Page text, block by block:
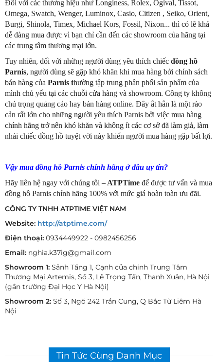
Đối với các thương hiệu như Longiness, Rolex, Ogival, Tissot,
Omega, Swatch, Wenger, Luminox, Casio, Citizen , Seiko, Orient,
Burgi, Shinola, Timex, Michael Kors, Fossil, Nixon... thì có lẽ khá
dễ dàng mua được vì bạn chỉ cần đến các showroom của hãng tại
các trung tâm thương mại lớn.
Tuy nhiên, đối với những người dùng yêu thích chiếc đồng hồ
Parnis, người dùng sẽ gặp khó khăn khi mua hàng bởi chính sách
bán hàng của Parnis thường tập trung phân phối sản phẩm của
mình chủ yếu tại các chuỗi cửa hàng và showroom. Công ty không
chú trọng quảng cáo hay bán hàng online. Đây ắt hẳn là một rào
cản rất lớn cho những người yêu thích Parnis bởi việc mua hàng
chính hãng trở nên khó khăn và không ít các cơ sở đã làm giả, làm
nhái chiếc đồng hồ tuyệt vời này khiến người mua hàng gặp bất lợi.
Vậy mua đồng hồ Parnis chính hãng ở đâu uy tín?
Hãy liên hệ ngay với chúng tôi– ATPTime để được tư vấn và mua
đồng hồ Parnis chính hãng 100% với mức giá hoàn toàn ưu đãi.
CÔNG TY TNHH ATPTIME VIỆT NAM
Website: http://atptime.com/
Điện thoại: 0934449922 - 0982456256
Email: nghia.k37ig@gmail.com
Showroom 1: Sảnh Tầng 1, Cạnh của chính Trung Tâm
Thương Mại Artemis, Số 3, Lê Trọng Tấn, Thanh Xuân, Hà Nội
(gần trường Đại Học Y Hà Nội)
Showroom 2: Số 3, Ngõ 242 Trần Cung, Q Bắc Từ Liêm Hà
Nội
Tin Tức Cùng Danh Mục